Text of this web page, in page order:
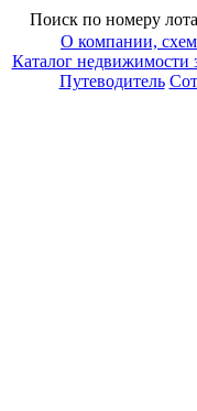
Поиск по номеру
О компании,
Каталог недвижимости
Путеводитель